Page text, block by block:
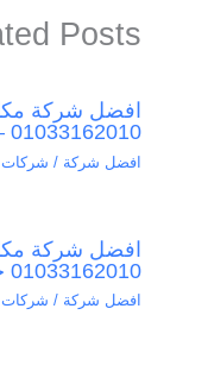
Posts
افضل شركة
01033162010 – خصم 50 %
افضل شركة / شركات
افضل شركة
01033162010 خصم 60 %
افضل شركة / شركات